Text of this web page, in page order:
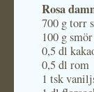
Rosa
700 g torr
100 g smör
0,5 dl
0,5 dl rom
1 tsk